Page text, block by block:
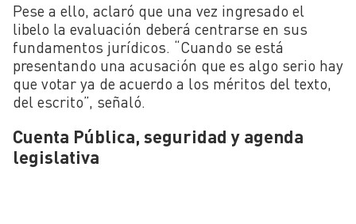
Pese a ello, aclaró que una vez ingresado el
libelo la evaluación deberá centrarse en sus
fundamentos jurídicos. “Cuando se está
presentando una acusación que es algo serio hay
que votar ya de acuerdo a los méritos del texto,
del escrito”, señaló.
Cuenta Pública, seguridad y agenda
legislativa